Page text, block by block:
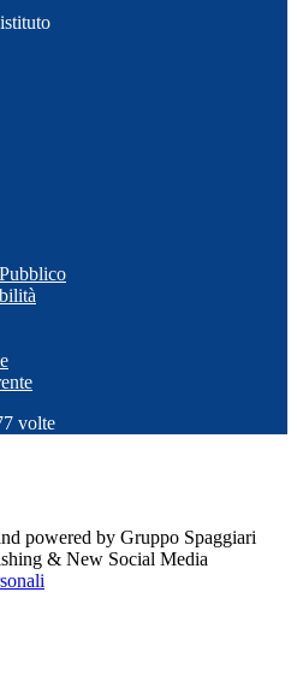
volte
powered by Gruppo Spaggiari
& New Social Media